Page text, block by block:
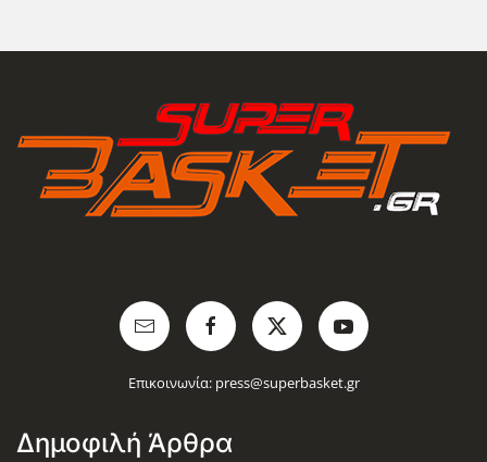
Επικοινωνία: press@superbasket.gr
Δημοφιλή Άρθρα